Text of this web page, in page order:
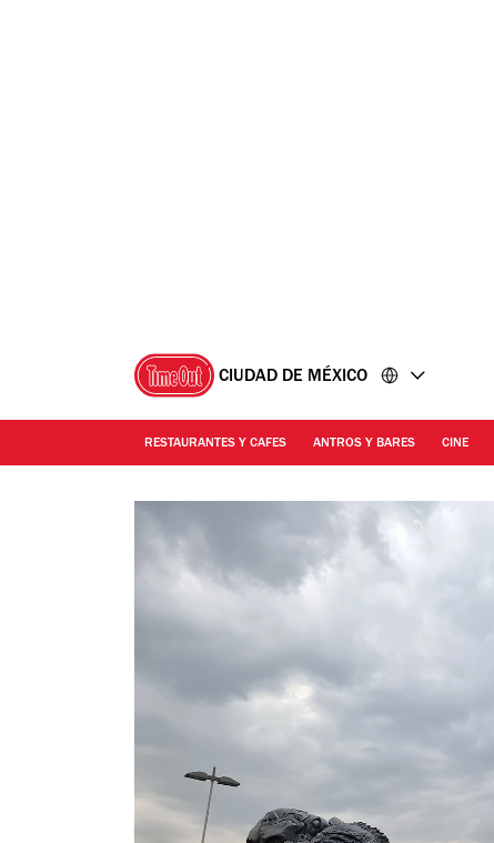
CIUDAD DE MÉXICO
RESTAURANTES Y CAFES ANTROS Y BARES CINE